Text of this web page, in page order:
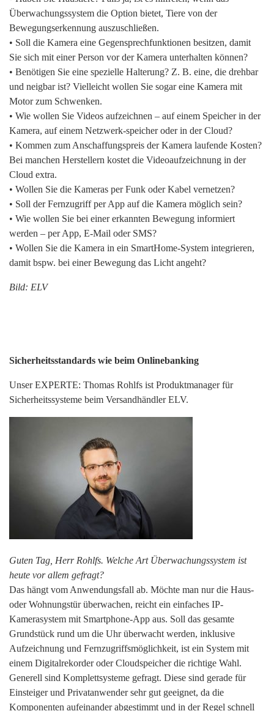
Überwachungssystem die Option bietet, Tiere von der
Bewegungserkennung auszuschließen.
• Soll die Kamera eine Gegensprechfunktionen besitzen, damit
Sie sich mit einer Person vor der Kamera unterhalten können?
• Benötigen Sie eine spezielle Halterung? Z. B. eine, die drehbar
und neigbar ist? Vielleicht wollen Sie sogar eine Kamera mit
Motor zum Schwenken.
• Wie wollen Sie Videos aufzeichnen – auf einem Speicher in der
Kamera, auf einem Netzwerk-speicher oder in der Cloud?
• Kommen zum Anschaffungspreis der Kamera laufende Kosten?
Bei manchen Herstellern kostet die Videoaufzeichnung in der
Cloud extra.
• Wollen Sie die Kameras per Funk oder Kabel vernetzen?
• Soll der Fernzugriff per App auf die Kamera möglich sein?
• Wie wollen Sie bei einer erkannten Bewegung informiert
werden – per App, E-Mail oder SMS?
• Wollen Sie die Kamera in ein SmartHome-System integrieren,
damit bspw. bei einer Bewegung das Licht angeht?
Bild: ELV
Sicherheitsstandards wie beim Onlinebanking
Unser EXPERTE: Thomas Rohlfs ist Produktmanager für
Sicherheitssysteme beim Versandhändler ELV.
Guten Tag, Herr Rohlfs. Welche Art Überwachungssystem ist
heute vor allem gefragt?
Das hängt vom Anwendungsfall ab. Möchte man nur die Haus-
oder Wohnungstür überwachen, reicht ein einfaches IP-
Kamerasystem mit Smartphone-App aus. Soll das gesamte
Grundstück rund um die Uhr überwacht werden, inklusive
Aufzeichnung und Fernzugriffsmöglichkeit, ist ein System mit
einem Digitalrekorder oder Cloudspeicher die richtige Wahl.
Generell sind Komplettsysteme gefragt. Diese sind gerade für
Einsteiger und Privatanwender sehr gut geeignet, da die
Komponenten aufeinander abgestimmt und in der Regel schnell